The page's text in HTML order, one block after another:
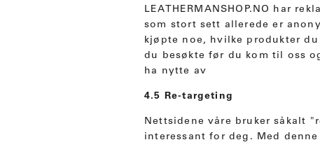
LEATHERMANSHOP.NO har
som stort sett allerede er
kjøpte noe, hvilke produkter
du besøkte før du kom til oss
ha nytte av
4.5 Re-targeting
Nettsidene våre bruker såkalt
interessant for deg. Med